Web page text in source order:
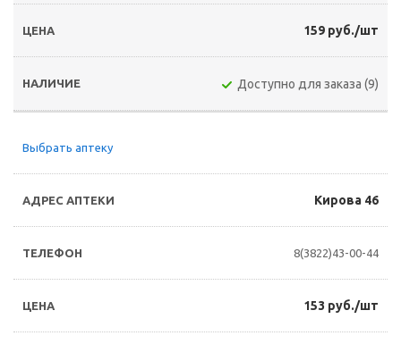
159 руб./шт
Доступно для заказа (9)
Выбрать аптеку
Кирова 46
8(3822)43-00-44
153 руб./шт